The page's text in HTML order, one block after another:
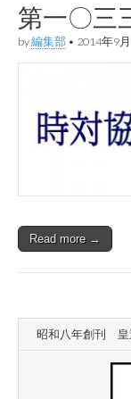
第一〇
by編集部 • 2014年9
Read more →
昭和八年創刊